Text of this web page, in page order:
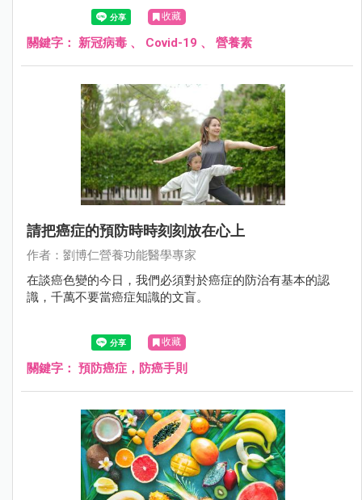
收藏
關鍵字： 新冠病毒 、 Covid-19 、 營養素
請把癌症的預防時時刻刻放在心上
作者：劉博仁營養功能醫學專家
在談癌色變的今日，我們必須對於癌症的防治有基本的認
識，千萬不要當癌症知識的文盲。
收藏
關鍵字： 預防癌症，防癌手則